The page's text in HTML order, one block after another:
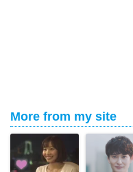
More from my site